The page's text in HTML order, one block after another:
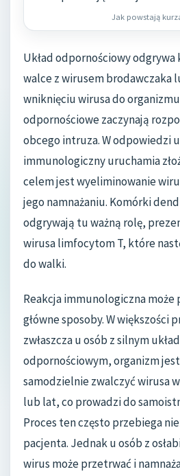
Jak powstają
Układ odpornościowy
walce z wirusem brodawczaka
wniknięciu wirusa do
odpornościowe zaczynają
obcego intruza. W odpowiedzi
immunologiczny uruchamia
celem jest wyeliminowanie
jego namnażaniu. Komórki
odgrywają tu ważną rolę,
wirusa limfocytom T, które
do walki.
Reakcja immunologiczna może
główne sposoby. W większości
zwłaszcza u osób z silnym
odpornościowym, organizm
samodzielnie zwalczyć wirusa
lub lat, co prowadzi do
Proces ten często przebiega
pacjenta. Jednak u osób z
wirus może przetrwać i